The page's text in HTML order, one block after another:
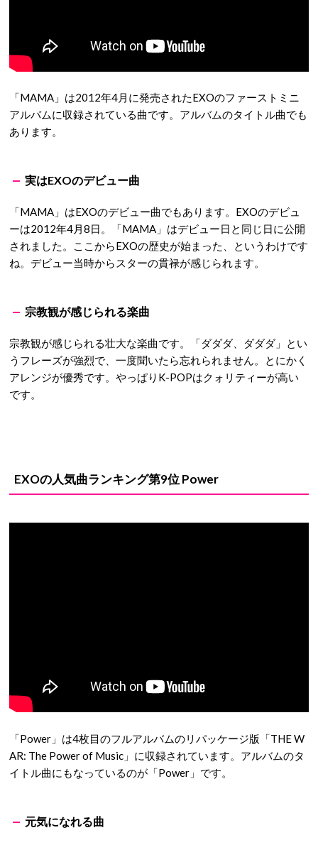
「MAMA」は2012年4月に発売されたEXOのファーストミニ
アルバムに収録されている曲です。アルバムのタイトル曲でも
あります。
実はEXOのデビュー曲
「MAMA」はEXOのデビュー曲でもあります。EXOのデビュ
ーは2012年4月8日。「MAMA」はデビュー日と同じ日に公開
されました。ここからEXOの歴史が始まった、というわけです
ね。デビュー当時からスターの貫禄が感じられます。
宗教観が感じられる楽曲
宗教観が感じられる壮大な楽曲です。「ダダダ、ダダダ」とい
うフレーズが強烈で、一度聞いたら忘れられません。とにかく
アレンジが優秀です。やっぱりK-POPはクォリティーが高い
です。
EXOの人気曲ランキング第9位 Power
「Power」は4枚目のフルアルバムのリパッケージ版「THE W
AR: The Power of Music」に収録されています。アルバムのタ
イトル曲にもなっているのが「Power」です。
元気になれる曲